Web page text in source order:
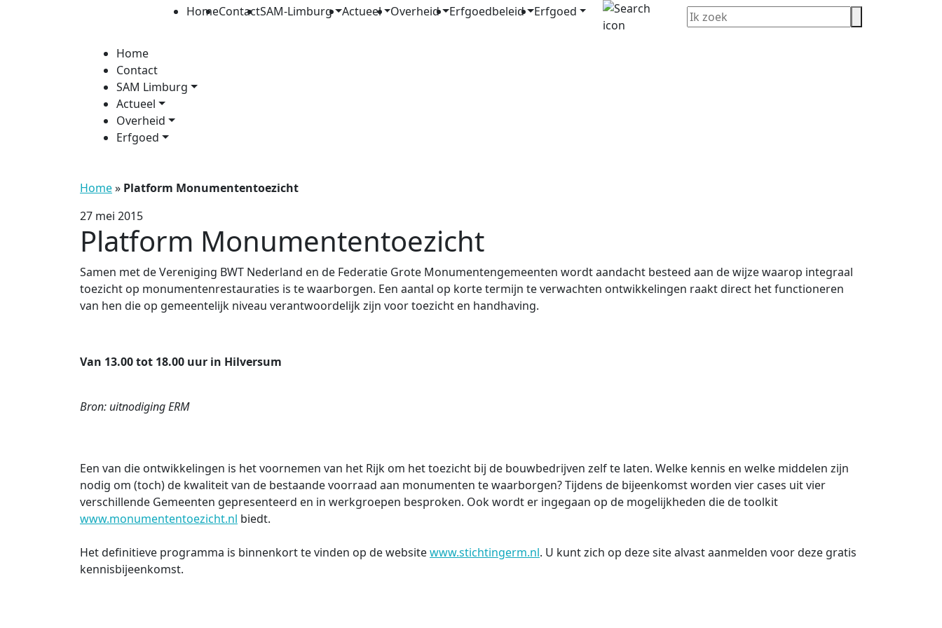
HomeContactSAM-Limburg Actueel Overheid Erfgoedbeleid Erfgoed
Home
Contact
SAM Limburg
Actueel
Overheid
Erfgoed
Home» Platform Monumententoezicht
27 mei 2015
Platform Monumententoezicht
Samen met de Vereniging BWT Nederland en de Federatie Grote Monumentengemeenten wordt aandacht besteed aan de wijze waarop integraal
toezicht op monumentenrestauraties is te waarborgen. Een aantal op korte termijn te verwachten ontwikkelingen raakt direct het functioneren
van hen die op gemeentelijk niveau verantwoordelijk zijn voor toezicht en handhaving.
Van 13.00 tot 18.00 uur in Hilversum
Bron: uitnodiging ERM
Een van die ontwikkelingen is het voornemen van het Rijk om het toezicht bij de bouwbedrijven zelf te laten. Welke kennis en welke middelen zijn
nodig om (toch) de kwaliteit van de bestaande voorraad aan monumenten te waarborgen? Tijdens de bijeenkomst worden vier cases uit vier
verschillende Gemeenten gepresenteerd en in werkgroepen besproken. Ook wordt er ingegaan op de mogelijkheden die de toolkit
www.monumententoezicht.nl biedt.
Het definitieve programma is binnenkort te vinden op de websitewww.stichtingerm.nl. U kunt zich op deze site alvast aanmelden voor deze gratis
kennisbijeenkomst.